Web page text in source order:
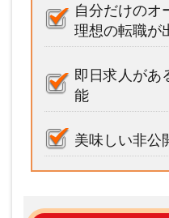
自分だけのオ
理想の転職が
即日求人があ
能
美味しい非公